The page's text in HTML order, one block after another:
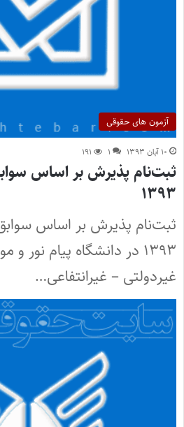
آزمون های حقوقی
۱۰ آبان ۱۳۹۳ ۱ ۱۹۱
ثبت‌نام پذیرش بر اساس
۱۳۹۳
ثبت‌نام پذیرش بر اساس
۱۳۹۳ در دانشگاه پیام
غیردولتی – غیرانتفاعی…